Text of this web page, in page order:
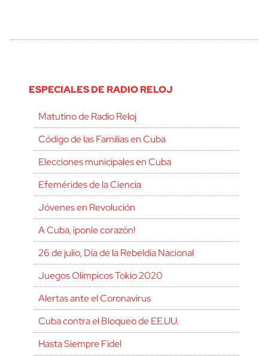
ESPECIALES DE RADIO RELOJ
Matutino de Radio Reloj
Código de las Familias en Cuba
Elecciones municipales en Cuba
Efemérides de la Ciencia
Jóvenes en Revolución
A Cuba, ¡ponle corazón!
26 de julio, Día de la Rebeldía Nacional
Juegos Olímpicos Tokio 2020
Alertas ante el Coronavirus
Cuba contra el Bloqueo de EE.UU.
Hasta Siempre Fidel